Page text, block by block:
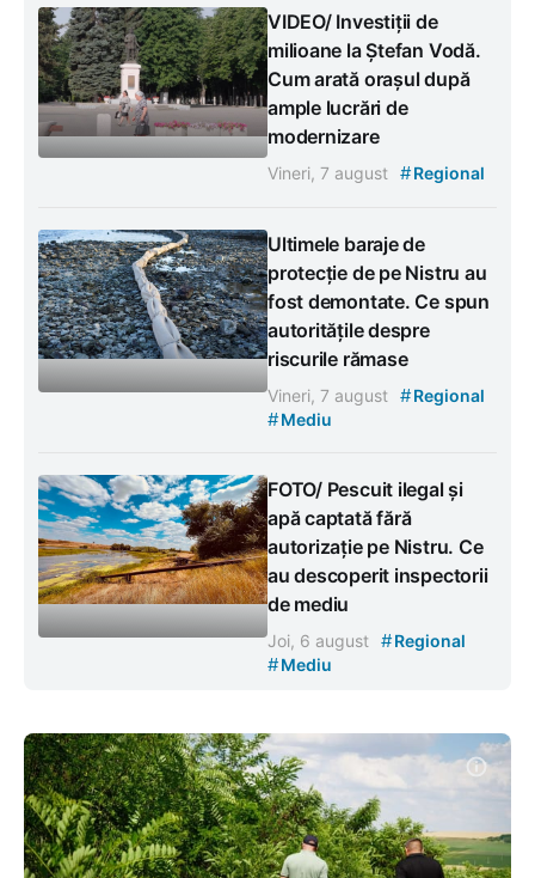
VIDEO/ Investiții de
milioane la Ștefan Vodă.
Cum arată orașul după
ample lucrări de
modernizare
Vineri, 7 august #Regional
Ultimele baraje de
protecție de pe Nistru au
fost demontate. Ce spun
autoritățile despre
riscurile rămase
Vineri, 7 august #Regional
#Mediu
FOTO/ Pescuit ilegal și
apă captată fără
autorizație pe Nistru. Ce
au descoperit inspectorii
de mediu
Joi, 6 august #Regional
#Mediu